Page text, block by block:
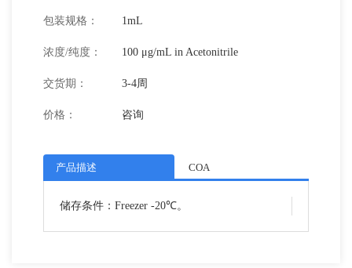
包装规格： 1mL
浓度/纯度： 100 μg/mL in Acetonitrile
交货期： 3-4周
价格： 咨询
产品描述 COA
储存条件：Freezer -20℃。